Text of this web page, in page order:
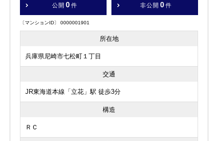
公開 0 件 非公開 0 件
〔マンションID〕 0000001901
所在地
兵庫県尼崎市七松町１丁目
交通
JR東海道本線「立花」駅 徒歩3分
構造
ＲＣ